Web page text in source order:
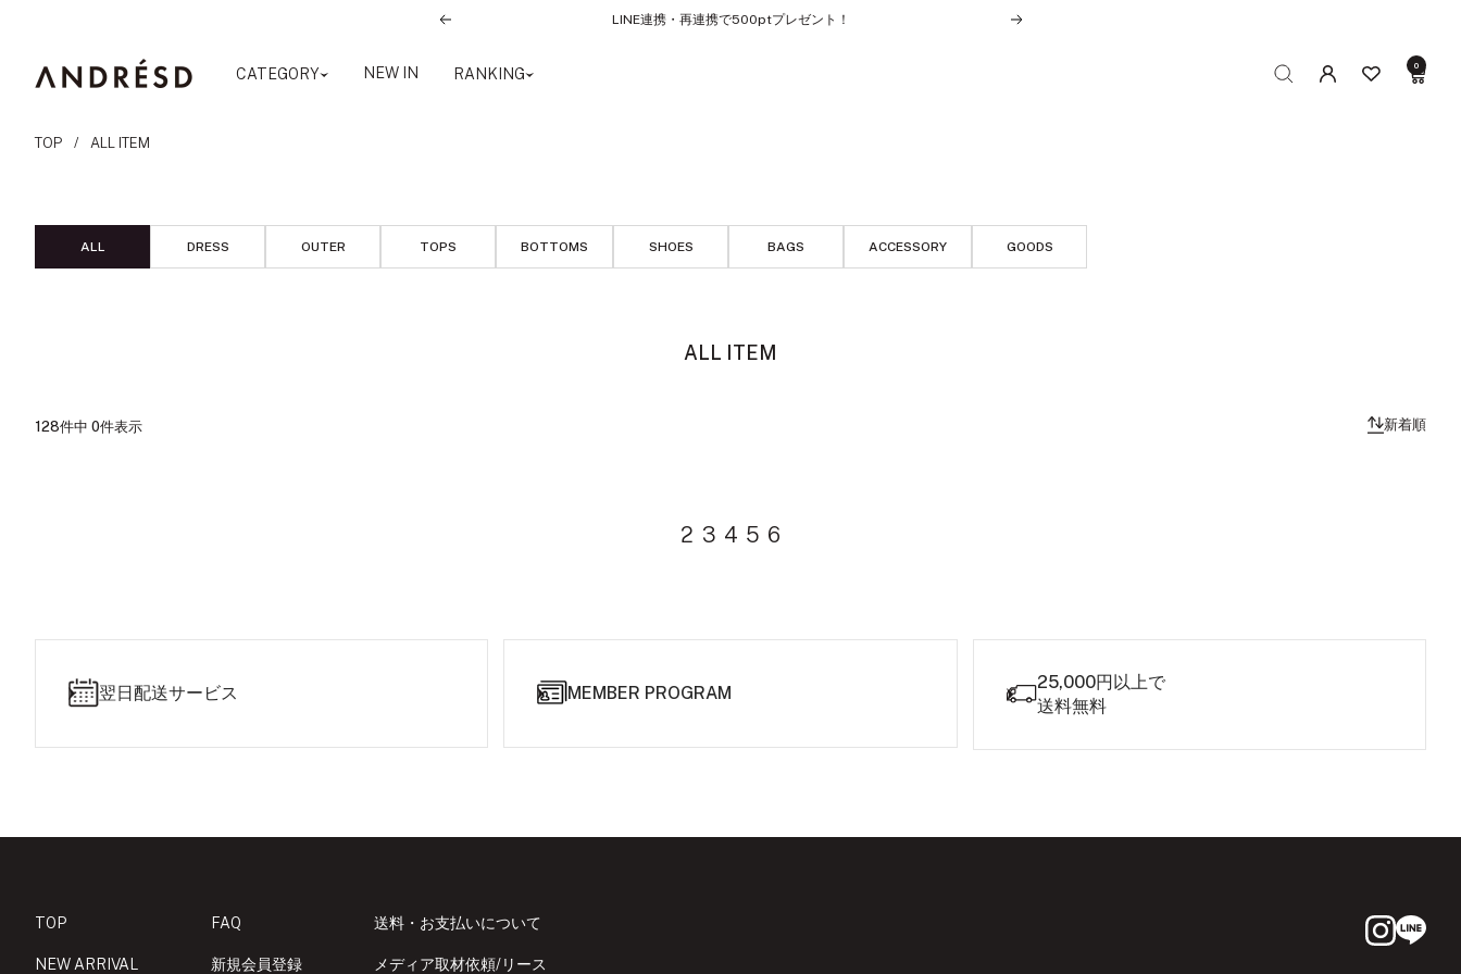
前
LINE連携・再連携で500ptプレゼント！
次
CATEGORY NEW IN RANKING
ANDRESD 0
TOP ALL ITEM
ALL DRESS OUTER TOPS BOTTOMS SHOES BAGS ACCESSORY GOODS
ALL ITEM
128件中 0件表示 新着順
2 3 4 5 6
翌日配送サービス MEMBER PROGRAM
25,000円以上で
送料無料
TOP
NEW ARRIVAL
FAQ
新規会員登録
送料・お支払いについて
メディア取材依頼/リース